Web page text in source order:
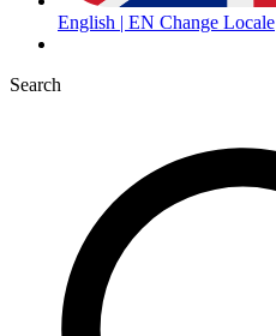
English | EN Change Locale
Search